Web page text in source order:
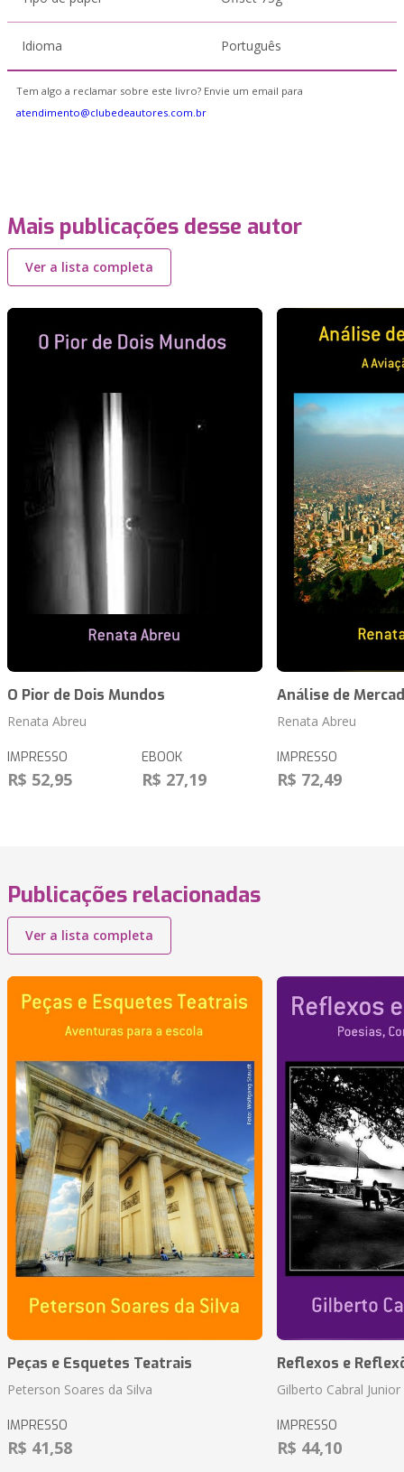
Idioma Português
Tem algo a reclamar sobre este livro? Envie um email para
atendimento@clubedeautores.com.br
Mais publicações desse autor
Ver a lista completa
O Pior de Dois Mundos
Renata Abreu
IMPRESSO
R$ 52,95
EBOOK
R$ 27,19
Análise de
Renata Abreu
IMPRESSO
R$ 72,49
Publicações relacionadas
Ver a lista completa
Peças e Esquetes Teatrais
Peterson Soares da Silva
IMPRESSO
R$ 41,58
Reflexos e
Gilberto Cabral Junior
IMPRESSO
R$ 44,10